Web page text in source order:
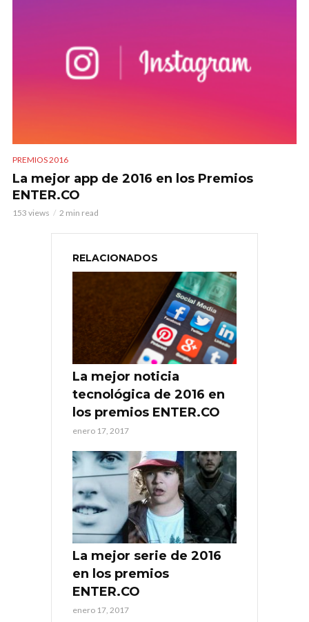
PREMIOS 2016
La mejor app de 2016 en los Premios
ENTER.CO
153 views 2 min read
RELACIONADOS
La mejor noticia
tecnológica de 2016 en
los premios ENTER.CO
enero 17, 2017
La mejor serie de 2016
en los premios
ENTER.CO
enero 17, 2017